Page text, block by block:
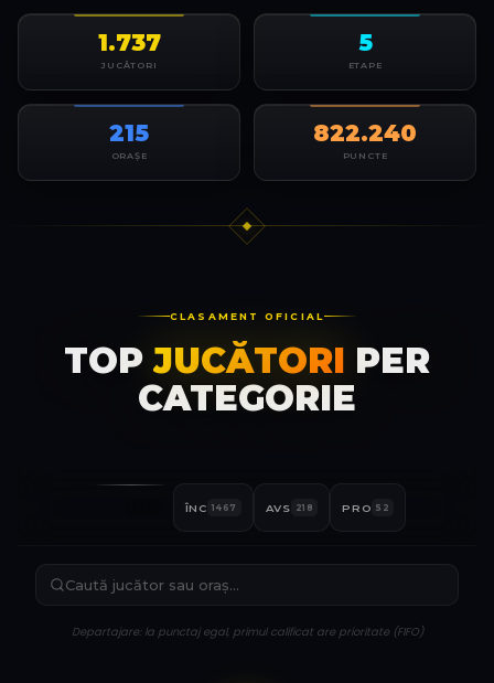
1.737
JUCĂTORI
5
ETAPE
215
ORAȘE
822.240
PUNCTE
CLASAMENT OFICIAL
TOP JUCĂTORI PER
CATEGORIE
ÎNC 1467 AVS 218 PRO 52
Departajare: la punctaj egal, primul calificat are prioritate (FIFO)